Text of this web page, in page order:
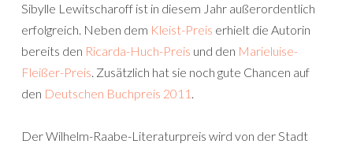
Sibylle Lewitscharoff ist in diesem Jahr außerordentlich
erfolgreich. Neben dem Kleist-Preis erhielt die Autorin
bereits den Ricarda-Huch-Preis und den Marieluise-
Fleißer-Preis. Zusätzlich hat sie noch gute Chancen auf
den Deutschen Buchpreis 2011 .
Der Wilhelm-Raabe-Literaturpreis wird von der Stadt